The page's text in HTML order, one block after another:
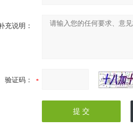
充说明：
验证码：